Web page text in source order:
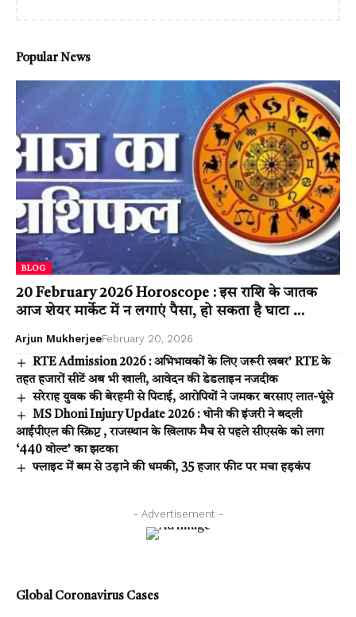
Popular News
BLOG
20 February 2026 Horoscope : इस राशि के जातक
आज शेयर मार्केट में न लगाएं पैसा, हो सकता है घाटा …
Arjun MukherjeeFebruary 20, 2026
RTE Admission 2026 : अभिभावकों के लिए जरूरी खबर’ RTE के
तहत हजारों सीटें अब भी खाली, आवेदन की डेडलाइन नजदीक
सरेराह युवक की बेरहमी से पिटाई, आरोपियों ने जमकर बरसाए लात-घूंसे
MS Dhoni Injury Update 2026 : धोनी की इंजरी ने बदली
आईपीएल की स्क्रिप्ट , राजस्थान के खिलाफ मैच से पहले सीएसके को लगा
‘440 वोल्ट’ का झटका
फ्लाइट में बम से उड़ाने की धमकी, 35 हजार फीट पर मचा हड़कंप
- Advertisement -
Global Coronavirus Cases